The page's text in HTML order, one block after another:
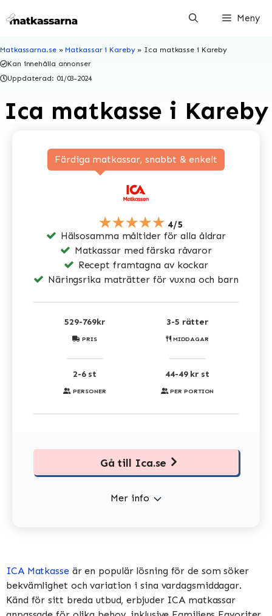
till
Meny
Matkassarna.se» Matkassar i Kareby» Ica matkasse i Kareby
Kan innehålla annonser
Uppdaterad: 01/03-2024
Ica matkasse i Kareby
Färdiga matkassar, snabbt & enkelt
★★★★★ 4/5
Hälsosamma måltider för alla åldrar
Matkassar med färska råvaror
Recept framtagna av kockar
Näringsrika maträtter för vuxna och barn
PRIS
529-769kr
MIDDAGAR
3-5 rätter
PERSONER
2-6 st
PER PORTION
44-49 kr st
Mer info
Gå till Ica.se
ICA Matkasseär en populär lösning för de som söker
bekvämlighet och variation i sina vardagsmiddagar.
Känd för sitt breda utbud, erbjuder ICA matkassar